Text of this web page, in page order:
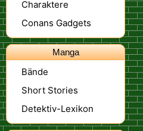
Charaktere
Conans Gadgets
Manga
Bände
Short Stories
Detektiv-Lexikon